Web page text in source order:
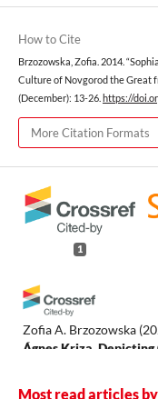
How to Cite
Brzozowska, Zofia. 2014.
Culture of Novgorod the Great
(December): 13-26. https://
More Citation Formats
1
Zofia A. Brzozowska
Ágnes Kriza,
University Press,
Most read articles